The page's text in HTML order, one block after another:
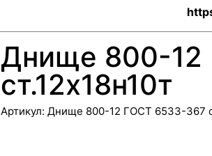
Днище 800-
ст.12х18н10т
Артикул: Днище 800-12 ГОСТ 6533-367